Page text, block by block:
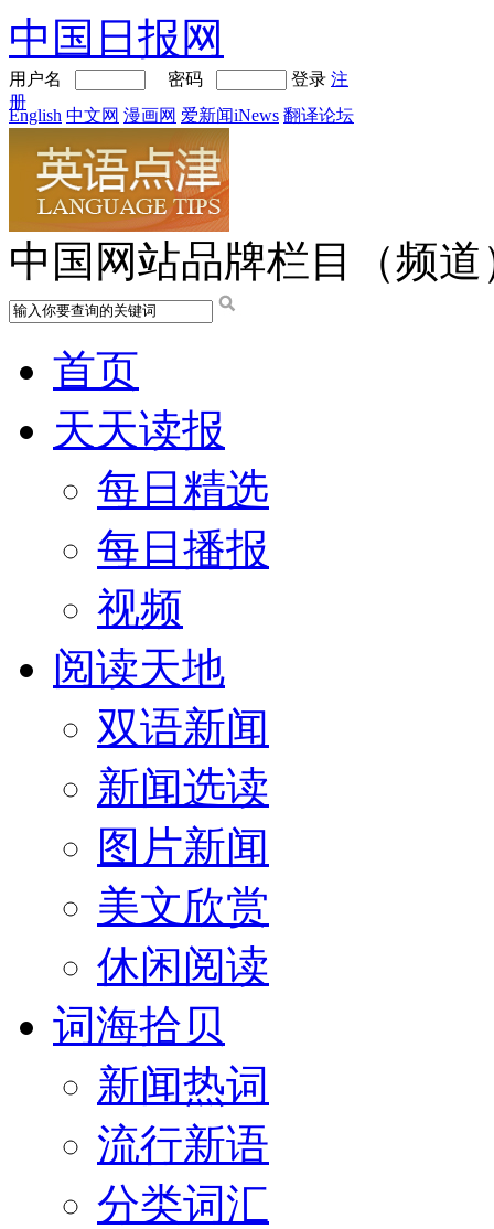
中国日报网
用户名 密码 登录 注
册
English 中文网 漫画网 爱新闻iNews 翻译论坛
中国网站品牌栏目（频道
首页
天天读报
每日精选
每日播报
视频
阅读天地
双语新闻
新闻选读
图片新闻
美文欣赏
休闲阅读
词海拾贝
新闻热词
流行新语
分类词汇